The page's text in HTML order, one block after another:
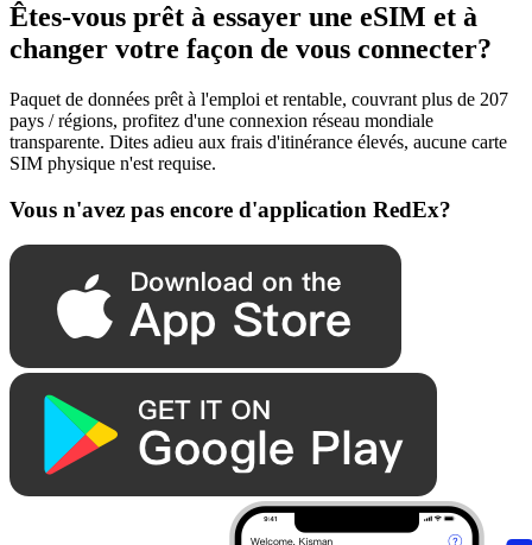
Êtes-vous prêt à essayer une eSIM et à
changer votre façon de vous connecter?
Paquet de données prêt à l'emploi et rentable, couvrant plus de 207
pays / régions, profitez d'une connexion réseau mondiale
transparente. Dites adieu aux frais d'itinérance élevés, aucune carte
SIM physique n'est requise.
Vous n'avez pas encore d'application RedEx?